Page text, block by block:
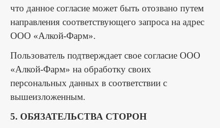
что данное согласие может быть отозвано путем
направления соответствующего запроса на адрес
ООО «Алкой-Фарм».
Пользователь подтверждает свое согласие ООО
«Алкой-Фарм» на обработку своих
персональных данных в соответствии с
вышеизложенным.
5. ОБЯЗАТЕЛЬСТВА СТОРОН